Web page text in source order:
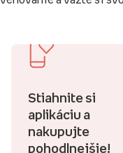
Stiahnite si
aplikáciu a
nakupujte
pohodlnejšie!